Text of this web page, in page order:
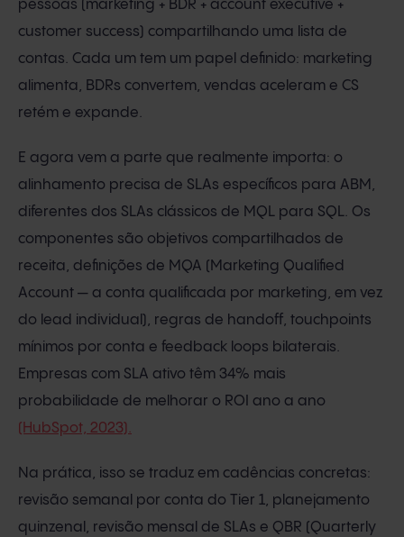
pessoas (marketing + BDR + account executive +
customer success) compartilhando uma lista de
contas. Cada um tem um papel definido: marketing
alimenta, BDRs convertem, vendas aceleram e CS
retém e expande.
E agora vem a parte que realmente importa: o
alinhamento precisa de SLAs específicos para ABM,
diferentes dos SLAs clássicos de MQL para SQL. Os
componentes são objetivos compartilhados de
receita, definições de MQA (Marketing Qualified
Account — a conta qualificada por marketing, em vez
do lead individual), regras de handoff, touchpoints
mínimos por conta e feedback loops bilaterais.
Empresas com SLA ativo têm 34% mais
probabilidade de melhorar o ROI ano a ano
(HubSpot, 2023).
Na prática, isso se traduz em cadências concretas:
revisão semanal por conta do Tier 1, planejamento
quinzenal, revisão mensal de SLAs e QBR (Quarterly